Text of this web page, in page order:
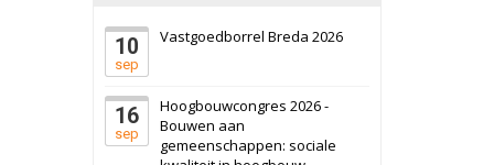
10
sep
Vastgoedborrel Breda 2026
16
sep
Hoogbouwcongres 2026 -
Bouwen aan
gemeenschappen: sociale
6 oktober 2026 Transformatieobject